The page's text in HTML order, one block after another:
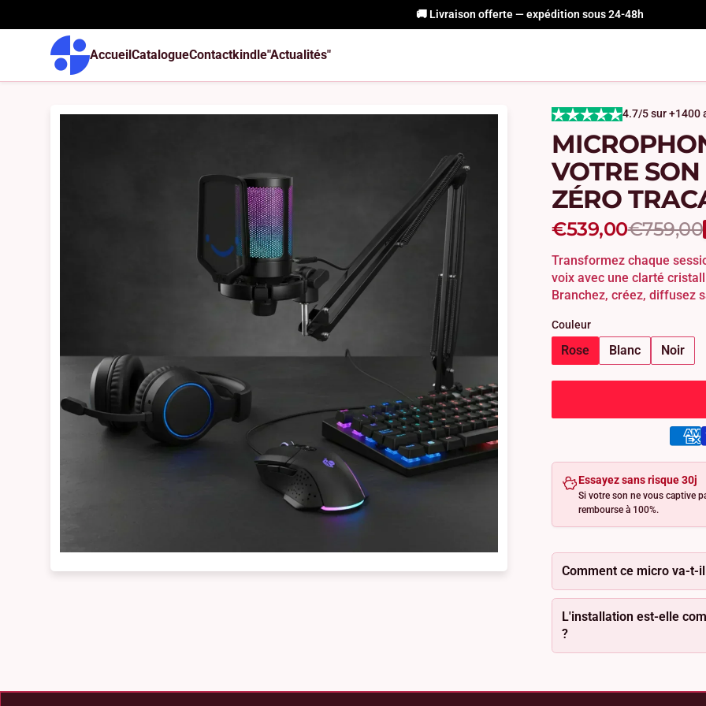
🚚 Livraison offerte — expédition sous 24-48h
AccueilCatalogueContactkindle"Actualités"
4.7/5 sur +1400
VOTRE SON
ZÉRO
€539,00€759,00
Transformez chaque
voix avec une clarté
Branchez, créez, diffusez
Couleur
Rose Blanc Noir
Essayez sans risque 30j
Si votre son ne vous captive
rembourse à 100%.
Comment ce micro va-t-
L'installation est-elle
?